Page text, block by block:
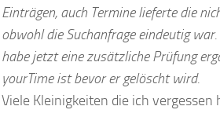
Einträgen, auch Termine lieferte die
obwohl die Suchanfrage eindeutig
habe jetzt eine zusätzliche Prüfung
yourTime ist bevor er gelöscht wird.
Viele Kleinigkeiten die ich